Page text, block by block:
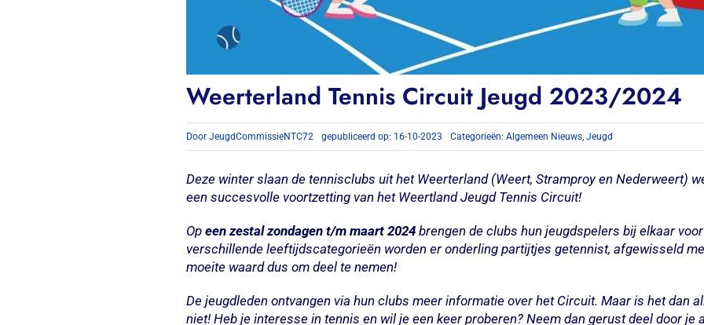
Weerterland Tennis Circuit Jeugd 2023/2024
DoorJeugdCommissieNTC72 gepubliceerd op: 16-10-2023 Categorieën:Algemeen Nieuws,Jeugd
Deze winter slaan de tennisclubs uit het Weerterland (Weert, Stramproy en Nederweert)
een succesvolle voortzetting van het Weertland Jeugd Tennis Circuit!
Op een zestal zondagen t/m maart 2024brengen de clubs hun jeugdspelers bij elkaar
verschillende leeftijdscategorieën worden er onderling partijtjes getennist, afgewisseld
moeite waard dus om deel te nemen!
De jeugdleden ontvangen via hun clubs meer informatie over het Circuit. Maar is het dan
niet! Heb je interesse in tennis en wil je een keer proberen? Neem dan gerust deel door je